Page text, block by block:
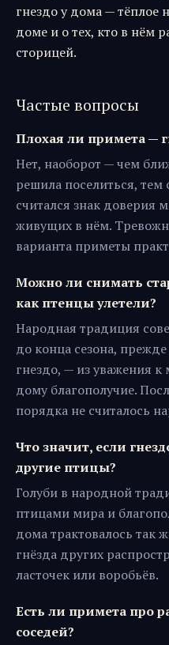
гнездо у дома — тёплое
доме и о тех, кто в нём
сторицей.
Частые вопросы
Плохая ли примета —
Нет, наоборот — чем
решила поселиться,
считался знак доверия
живущих в нём.
варианта приметы
Можно ли снимать
как птенцы улетели?
Народная традиция
до конца сезона,
гнездо, — из уважения к
дому благополучие.
порядка не считалось
Что значит, если
другие птицы?
Голуби в народной
птицами мира и
дома трактовалось так
гнёзда других
ласточек или воробьёв.
Есть ли примета про
соседей?